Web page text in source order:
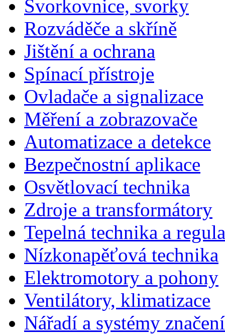
Svorkovnice, svorky
Rozváděče a skříně
Jištění a ochrana
Spínací přístroje
Ovladače a signalizace
Měření a zobrazovače
Automatizace a detekce
Bezpečnostní aplikace
Osvětlovací technika
Zdroje a transformátory
Tepelná technika a
Nízkonapěťová technika
Elektromotory a pohony
Ventilátory, klimatizace
Nářadí a systémy značení